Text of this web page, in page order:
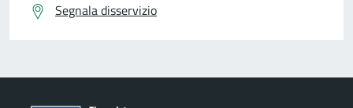
Segnala disservizio